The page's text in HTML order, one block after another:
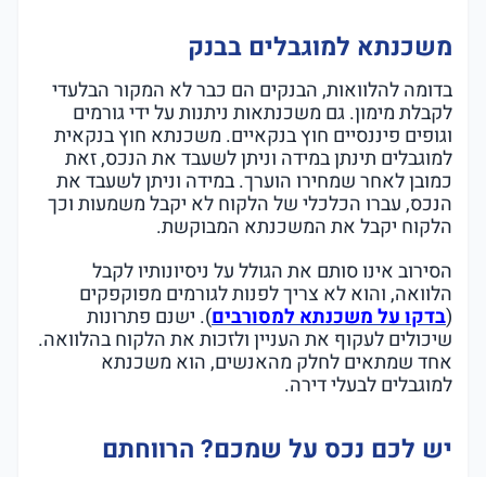
משכנתא למוגבלים בבנק
בדומה להלוואות, הבנקים הם כבר לא המקור הבלעדי
לקבלת מימון. גם משכנתאות ניתנות על ידי גורמים
וגופים פיננסיים חוץ בנקאיים. משכנתא חוץ בנקאית
למוגבלים תינתן במידה וניתן לשעבד את הנכס, זאת
כמובן לאחר שמחירו הוערך. במידה וניתן לשעבד את
הנכס, עברו הכלכלי של הלקוח לא יקבל משמעות וכך
הלקוח יקבל את המשכנתא המבוקשת.
הסירוב אינו סותם את הגולל על ניסיונותיו לקבל
הלוואה, והוא לא צריך לפנות לגורמים מפוקפקים
(בדקו על משכנתא למסורבים). ישנם פתרונות
שיכולים לעקוף את העניין ולזכות את הלקוח בהלוואה.
אחד שמתאים לחלק מהאנשים, הוא משכנתא
למוגבלים לבעלי דירה.
יש לכם נכס על שמכם? הרווחתם